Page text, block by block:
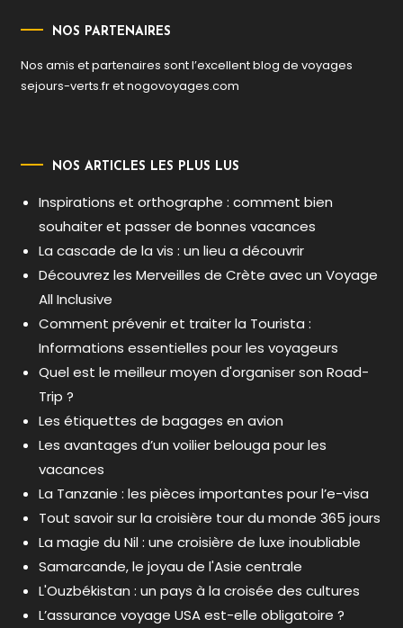
NOS PARTENAIRES
Nos amis et partenaires sont l’excellent blog de voyages
sejours-verts.fretnogovoyages.com
NOS ARTICLES LES PLUS LUS
Inspirations et orthographe : comment bien
souhaiter et passer de bonnes vacances
La cascade de la vis : un lieu a découvrir
Découvrez les Merveilles de Crète avec un Voyage
All Inclusive
Comment prévenir et traiter la Tourista :
Informations essentielles pour les voyageurs
Quel est le meilleur moyen d'organiser son Road-
Trip ?
Les étiquettes de bagages en avion
Les avantages d’un voilier belouga pour les
vacances
La Tanzanie : les pièces importantes pour l’e-visa
Tout savoir sur la croisière tour du monde 365 jours
La magie du Nil : une croisière de luxe inoubliable
Samarcande, le joyau de l'Asie centrale
L'Ouzbékistan : un pays à la croisée des cultures
L’assurance voyage USA est-elle obligatoire ?